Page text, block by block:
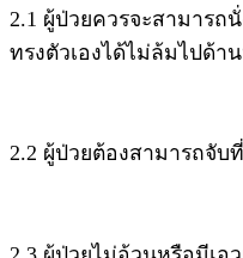
2.1 ผู้ป่วยควรจะสามาร
ทรงตัวเองได้ไม่ล้มไปด้
2.2 ผู้ป่วยต้องสามารถจั